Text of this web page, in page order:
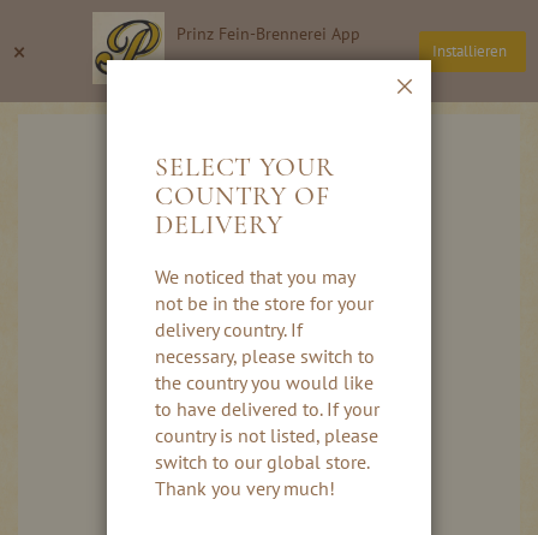
× Prinz Fein-Brennerei App
Installieren
Inhalt
Suche
SELECT YOUR
COUNTRY OF
DELIVERY
We noticed that you may
not be in the store for your
delivery country. If
necessary, please switch to
the country you would like
to have delivered to. If your
country is not listed, please
switch to our global store.
Thank you very much!